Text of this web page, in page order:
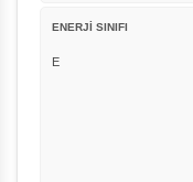
ENERJİ SINIFI
E